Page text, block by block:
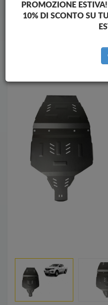
Brands
PROMOZIONE ESTIVA!
10% DI SCONTO SU